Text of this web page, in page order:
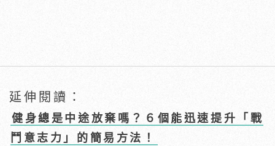
延伸閱讀：
健身總是中途放棄嗎？６個能迅速提升「戰
鬥意志力」的簡易方法！